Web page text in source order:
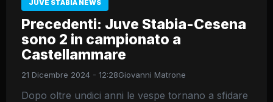
JUVE STABIA NEWS
Precedenti: Juve Stabia-Cesena
sono 2 in campionato a
Castellammare
21 Dicembre 2024 - 12:28Giovanni Matrone
Dopo oltre undici anni le vespe tornano a sfidare